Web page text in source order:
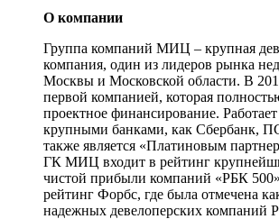
О компании
Группа компаний МИЦ – крупная
компания, один из лидеров рынка
Москвы и Московской области. В
первой компанией, которая
проектное финансирование.
крупными банками, как Сбербанк,
также является «Платиновым
ГК МИЦ входит в рейтинг
чистой прибыли компаний «РБК
рейтинг Форбс, где была отмечена
надежных девелоперских компаний